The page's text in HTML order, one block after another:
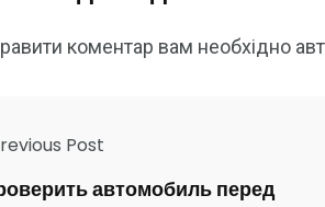
коментар вам необхідно
Post
автомобиль перед